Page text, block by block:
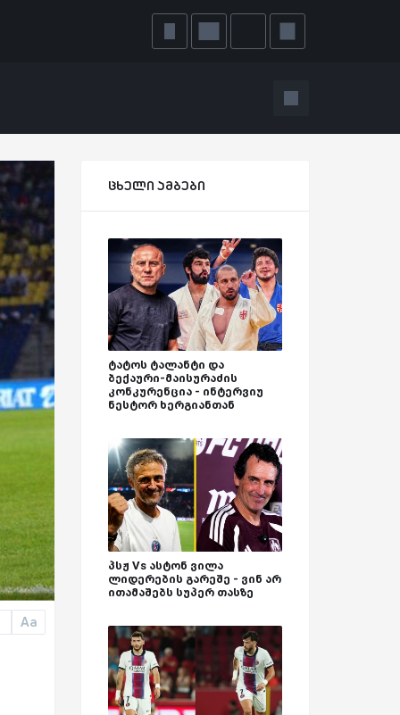
Aa
ცხელი ამბები
ტატოს ტალანტი და
ბექაური-მაისურაძის
კონკურენცია - ინტერვიუ
ნესტორ ხერგიანთან
პსჟ Vs ასტონ ვილა
ლიდერების გარეშე - ვინ არ
ითამაშებს სუპერ თასზე